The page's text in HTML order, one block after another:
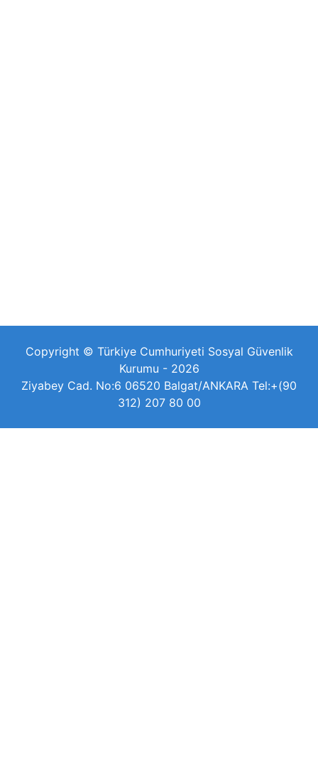
Copyright © Türkiye Cumhuriyeti Sosyal Güvenlik
Kurumu - 2026
Ziyabey Cad. No:6 06520 Balgat/ANKARA Tel:+(90
312) 207 80 00